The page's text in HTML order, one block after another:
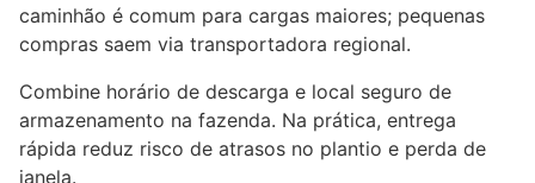
caminhão é comum para cargas maiores; pequenas
compras saem via transportadora regional.
Combine horário de descarga e local seguro de
armazenamento na fazenda. Na prática, entrega
rápida reduz risco de atrasos no plantio e perda de
janela.